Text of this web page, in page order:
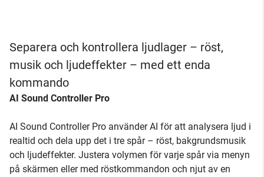
Separera och kontrollera ljudlager – röst,
musik och ljudeffekter – med ett enda
kommando
AI Sound Controller Pro
AI Sound Controller Pro använder AI för att analysera ljud i
realtid och dela upp det i tre spår – röst, bakgrundsmusik
och ljudeffekter. Justera volymen för varje spår via menyn
på skärmen eller med röstkommandon och njut av en